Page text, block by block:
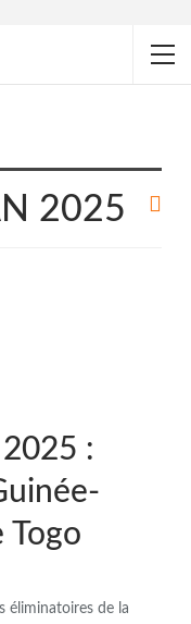
2025
:
Togo
éliminatoires de la